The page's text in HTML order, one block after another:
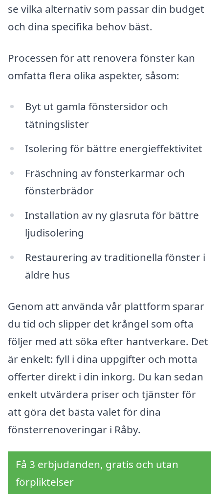
se vilka alternativ som passar din budget
och dina specifika behov bäst.
Processen för att renovera fönster kan
omfatta flera olika aspekter, såsom:
Byt ut gamla fönstersidor och
tätningslister
Isolering för bättre energieffektivitet
Fräschning av fönsterkarmar och
fönsterbrädor
Installation av ny glasruta för bättre
ljudisolering
Restaurering av traditionella fönster i
äldre hus
Genom att använda vår plattform sparar
du tid och slipper det krångel som ofta
följer med att söka efter hantverkare. Det
är enkelt: fyll i dina uppgifter och motta
offerter direkt i din inkorg. Du kan sedan
enkelt utvärdera priser och tjänster för
att göra det bästa valet för dina
fönsterrenoveringar i Råby.
Få 3 erbjudanden, gratis och utan
förpliktelser